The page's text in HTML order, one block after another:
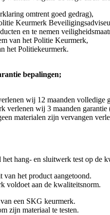
omtrent goed gedrag),
Keurmerk
en te nemen
van het Politie Keurmerk,
het Politiekeurmerk.
bepalingen;
wij 12 maanden volledige
verlenen wij 3 maanden
materialen zijn vervangen
hang- en sluitwerk test op de
het product aangetoond.
voldoet aan de kwaliteitsnorm.
een SKG keurmerk.
zijn materiaal te testen.